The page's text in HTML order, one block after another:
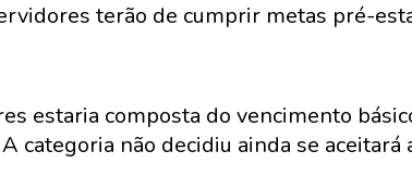
terão de cumprir metas pré-
estaria composta do vencimento
categoria não decidiu ainda se aceitará